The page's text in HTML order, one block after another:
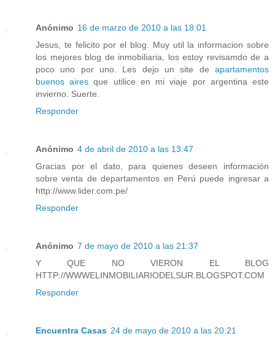
Anónimo 16 de marzo de 2010 a las 18:01
Jesus, te felicito por el blog. Muy util la informacion sobre
los mejores blog de inmobiliaria, los estoy revisamdo de a
poco uno por uno. Les dejo un site de apartamentos
buenos aires que utilice en mi viaje por argentina este
invierno. Suerte.
Responder
Anónimo 4 de abril de 2010 a las 13:47
Gracias por el dato, para quienes deseen información
sobre venta de departamentos en Perú puede ingresar a
http://www.lider.com.pe/
Responder
Anónimo 7 de mayo de 2010 a las 21:37
Y QUE NO VIERON EL BLOG
HTTP://WWWELINMOBILIARIODELSUR.BLOGSPOT.COM
Responder
Encuentra Casas 24 de mayo de 2010 a las 20:21